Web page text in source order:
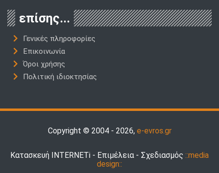
επίσης...
Γενικές πληροφορίες
Επικοινωνία
Όροι χρήσης
Πολιτική ιδιοκτησίας
Copyright © 2004 - 2026, e-evros.gr
Κατασκευή INTERNETi - Επιμέλεια - Σχεδιασμός ::media
design::